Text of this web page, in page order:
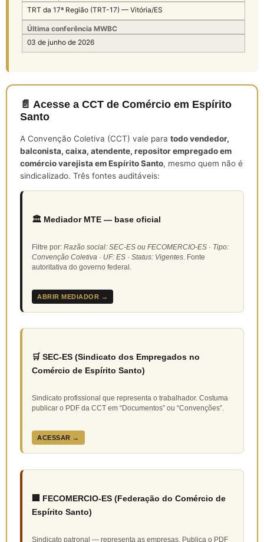
TRT da 17ª Região (TRT-17) — Vitória/ES
Última conferência MWBC
03 de junho de 2026
📄 Acesse a CCT de Comércio em Espírito
Santo
A Convenção Coletiva (CCT) vale para todo vendedor,
balconista, caixa, atendente, repositor empregado em
comércio varejista em Espírito Santo, mesmo quem não é
sindicalizado. Três fontes auditáveis:
🏛️ Mediador MTE — base oficial
Filtre por: Razão social: SEC-ES ou FECOMERCIO-ES · Tipo:
Convenção Coletiva · UF: ES · Status: Vigentes. Fonte
autoritativa do governo federal.
ABRIR MEDIADOR →
🛒 SEC-ES (Sindicato dos Empregados no
Comércio de Espírito Santo)
Sindicato profissional que representa o trabalhador. Costuma
publicar o PDF da CCT em “Documentos” ou “Convenções”.
ACESSAR →
🏢 FECOMERCIO-ES (Federação do Comércio de
Espírito Santo)
Sindicato patronal — representa as empresas. Publica o PDF